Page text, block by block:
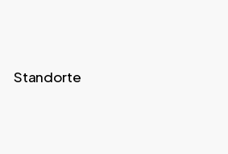
Standorte